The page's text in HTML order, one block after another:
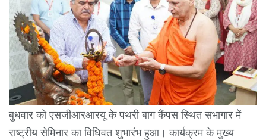
बुधवार को एसजीआरआरयू के पथरी बाग कैंपस स्थित सभागार में
राष्ट्रीय सेमिनार का विधिवत शुभारंभ हुआ। कार्यक्रम के मुख्य